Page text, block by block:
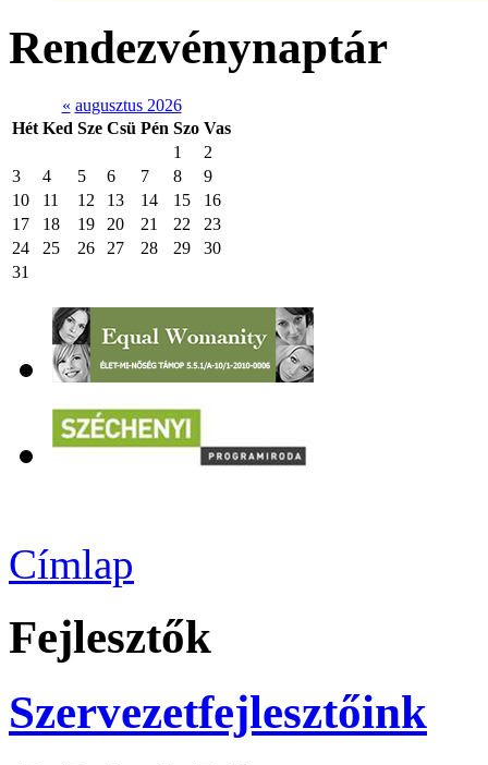
Rendezvénynaptár
« augusztus 2026
Hét Ked Sze Csü Pén Szo Vas
1
2
3
4 5 6 7 8
9
10
11 12 13 14 15
16
17
18 19 20 21 22
23
24
25 26 27 28 29
30
31
Címlap
Fejlesztők
Szervezetfejlesztőink